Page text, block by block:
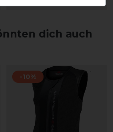
dich auch
-10%